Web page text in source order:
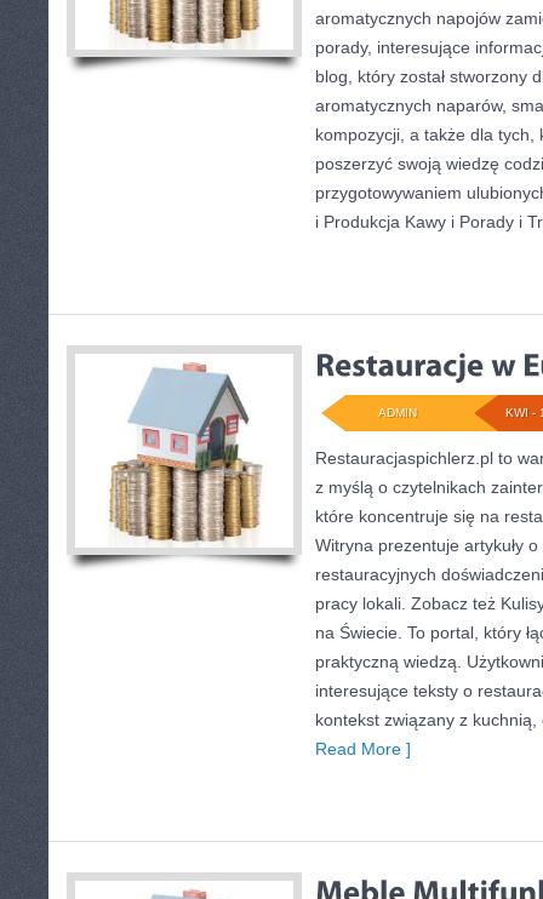
aromatycznych napojów
porady, interesujące
blog, który został stworzony
aromatycznych naparów,
kompozycji, a także dla tych,
poszerzyć swoją wiedzę
przygotowywaniem
i Produkcja Kawy i Porady i
KWI -
ADMIN
Restauracjaspichlerz.pl to
z myślą o czytelnikach
które koncentruje się na
Witryna prezentuje artykuły
restauracyjnych
pracy lokali. Zobacz też
na Świecie. To portal, który
praktyczną wiedzą.
interesujące teksty o
kontekst związany z kuchnią,
Read More ]